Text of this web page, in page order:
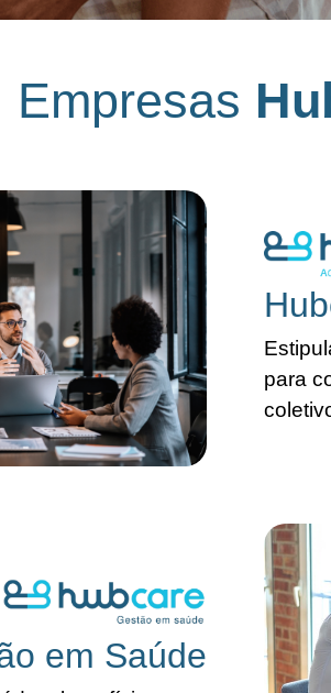
Empresas
para
em Saúde